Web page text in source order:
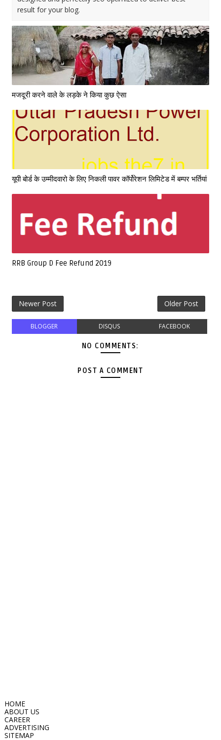
result for your blog.
मजदूरी करने वाले के लड़के ने किया कुछ ऐसा
यूपी बोर्ड के उम्मीदवारो के लिए निकली पावर कॉर्पोरेशन लिमिटेड में बम्पर भर्तियां
RRB Group D Fee Refund 2019
Newer Post Older Post
BLOGGER DISQUS FACEBOOK
NO COMMENTS:
POST A COMMENT
HOME
ABOUT US
CAREER
ADVERTISING
SITEMAP